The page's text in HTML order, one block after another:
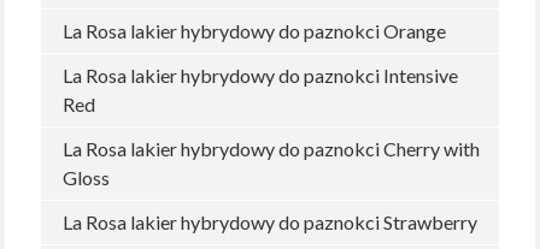
La Rosa lakier hybrydowy do paznokci Orange
La Rosa lakier hybrydowy do paznokci Intensive
Red
La Rosa lakier hybrydowy do paznokci Cherry with
Gloss
La Rosa lakier hybrydowy do paznokci Strawberry